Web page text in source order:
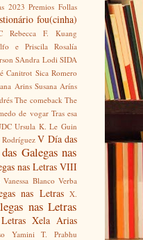
2023 Premios Follas
fou(cinha)
Rebecca F. Kuang
e Priscila
Rosalía
SAndra Lodi SIDA
Canitrot Sica Romero
Arins Susana Aríns
The comeback The
de vogar Tras esa
Ursula K. Le Guin
V Día das
Galegas nas
nas Letras VIII
Vanessa Blanco Verba
nas Letras X.
nas Letras
Xela Arias
Yamini T. Prabhu